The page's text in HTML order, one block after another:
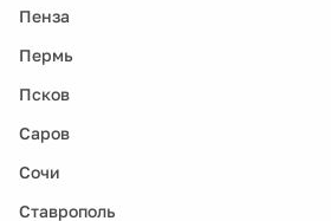
Пенза
Пермь
Псков
Саров
Сочи
Ставрополь